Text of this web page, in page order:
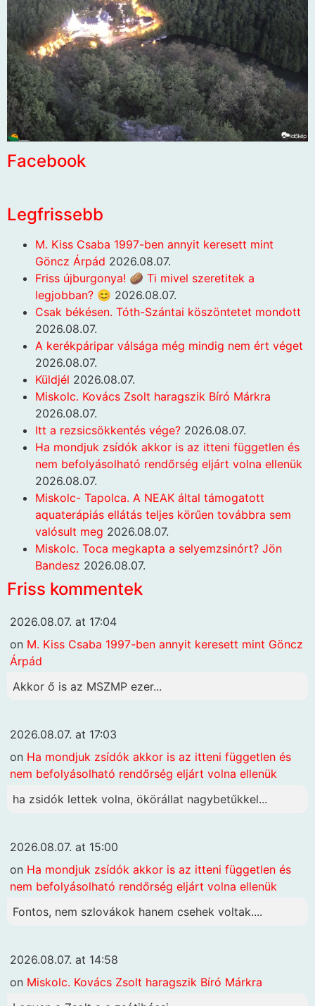
Facebook
Legfrissebb
M. Kiss Csaba 1997-ben annyit keresett mint
Göncz Árpád 2026.08.07.
Friss újburgonya! 🥔 Ti mivel szeretitek a
legjobban? 😊 2026.08.07.
Csak békésen. Tóth-Szántai köszöntetet mondott
2026.08.07.
A kerékpáripar válsága még mindig nem ért véget
2026.08.07.
Küldjél 2026.08.07.
Miskolc. Kovács Zsolt haragszik Bíró Márkra
2026.08.07.
Itt a rezsicsökkentés vége? 2026.08.07.
Ha mondjuk zsídók akkor is az itteni független és
nem befolyásolható rendőrség eljárt volna ellenük
2026.08.07.
Miskolc- Tapolca. A NEAK által támogatott
aquaterápiás ellátás teljes körűen továbbra sem
valósult meg 2026.08.07.
Miskolc. Toca megkapta a selyemzsinórt? Jön
Bandesz 2026.08.07.
Friss kommentek
2026.08.07. at 17:04
on M. Kiss Csaba 1997-ben annyit keresett mint Göncz
Árpád
Akkor ő is az MSZMP ezer...
2026.08.07. at 17:03
on Ha mondjuk zsídók akkor is az itteni független és
nem befolyásolható rendőrség eljárt volna ellenük
ha zsidók lettek volna, ökörállat nagybetűkkel...
2026.08.07. at 15:00
on Ha mondjuk zsídók akkor is az itteni független és
nem befolyásolható rendőrség eljárt volna ellenük
Fontos, nem szlovákok hanem csehek voltak....
2026.08.07. at 14:58
on Miskolc. Kovács Zsolt haragszik Bíró Márkra